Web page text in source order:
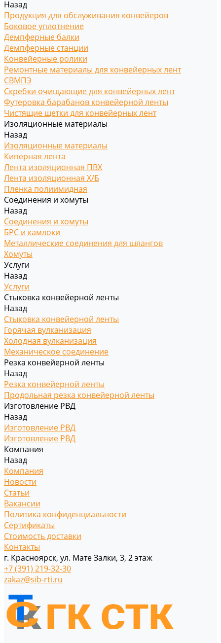
Назад
Продукция для обслуживания конвейеров
Боковое уплотнение
Демпферные балки
Демпферные станции
Конвейерные ролики
Ремонтные материалы для конвейерных лент
СВМПЭ
Скребки очищающие для конвейерных лент
Футеровка барабанов конвейерной ленты
Чистящие щетки для конвейерных лент
Изоляционные материалы
Назад
Изоляционные материалы
Киперная лента
Лента изоляционная ПВХ
Лента изоляционная Х/Б
Пленка полиимидная
Соединения и хомуты
Назад
Соединения и хомуты
БРС и камлоки
Металлические соединения для шлангов
Хомуты
Услуги
Назад
Услуги
Стыковка конвейерной ленты
Назад
Стыковка конвейерной ленты
Горячая вулканизация
Холодная вулканизация
Механическое соединение
Резка конвейерной ленты
Назад
Резка конвейерной ленты
Продольная резка конвейерной ленты
Изготовление РВД
Назад
Изготовление РВД
Изготовление РВД
Компания
Назад
Компания
Новости
Статьи
Вакансии
Политика конфиденциальности
Сертификаты
Стоимость доставки
Контакты
г. Красноярск, ул. Мате Залки, 3, 2 этаж
+7 (391) 219-32-30
zakaz@sib-rti.ru